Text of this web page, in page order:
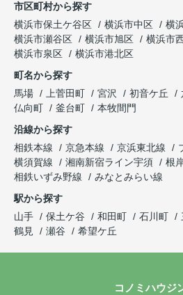
市区町村から探す
横浜市保土ケ谷区
横浜市中区 横
横浜市瀬谷区
横浜市旭区 横浜市
横浜市泉区
横浜市港北区
町名から探す
馬場
上菅田町 宮沢 初音ケ丘
仏向町
釜台町
本牧間門
沿線から探す
相鉄本線
京急本線 京浜東北線
横須賀線
湘南新宿ライン宇須 根
相鉄いずみ野線
みなとみらい線
駅から探す
山手
保土ケ谷 和田町 石川町
鶴見
瀬谷 希望ケ丘
コノミハウジ